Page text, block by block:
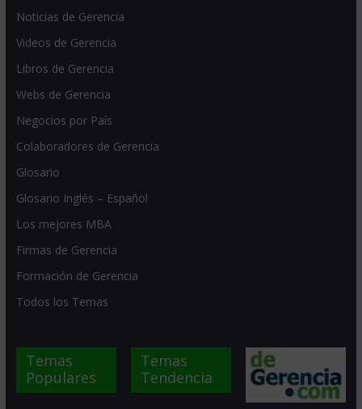
Noticias de Gerencia
Videos de Gerencia
Libros de Gerencia
Webs de Gerencia
Negocios por País
Colaboradores de Gerencia
Glosario
Glosario Inglés – Español
Los mejores MBA
Firmas de Gerencia
Formación de Gerencia
Todos los Temas
Temas
Populares
Temas
Tendencia